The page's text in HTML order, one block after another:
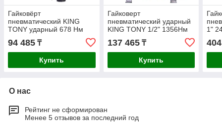
Гайковёрт
пневматический KING
TONY ударный 678 Нм
33431-050
94 485 ₸
Купить
Гайковерт
пневматический ударный
KING TONY 1/2" 1356Нм
15шт. 44803AMP
137 465₸
Купить
1"
О нас
Рейтинг не сформирован
Менее 5 отзывов за последний год